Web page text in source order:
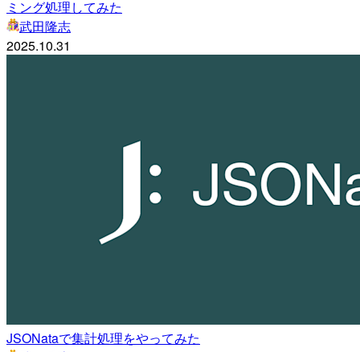
ミング処理してみた
武田隆志
2025.10.31
JSONataで集計処理をやってみた